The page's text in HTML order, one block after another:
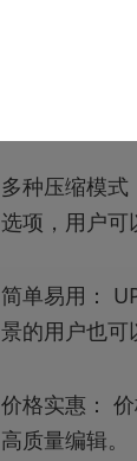
运载速度快
多种压缩模式
选项，用户可
简单易用：
景的用户也可
价格实惠：
高质量编辑。